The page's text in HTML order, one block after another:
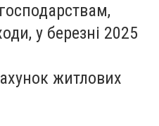
, у березні 2025
житлових